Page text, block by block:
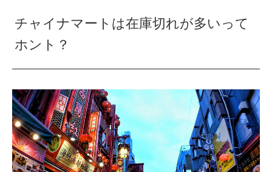
チャイナマートは在庫切れが多いって
ホント？